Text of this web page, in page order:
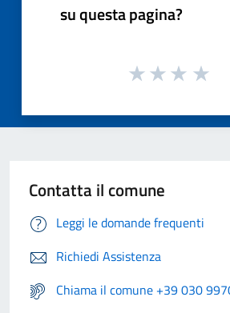
su questa pagina?
Contatta il comune
Leggi le domande frequenti
Richiedi Assistenza
Chiama il comune +39 030